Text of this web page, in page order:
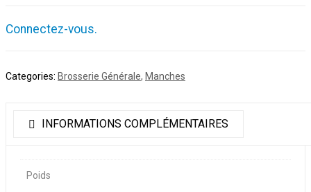
Connectez-vous.
Categories: Brosserie Générale, Manches
INFORMATIONS COMPLÉMENTAIRES
Poids